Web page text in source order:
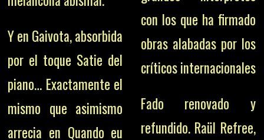
Y en Gaivota, absorbida
por el toque Satie del
piano… Exactamente el
mismo que asimismo
arrecia en Quando eu
con los que ha firmado
obras alabadas por los
críticos internacionales
Fado renovado y
refundido. Raül Refree,